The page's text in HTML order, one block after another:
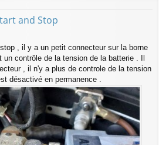
and Stop
, il y a un petit connecteur sur la borne
contrôle de la tension de la batterie . Il
, il n'y a plus de controle de la tension
désactivé en permanence .